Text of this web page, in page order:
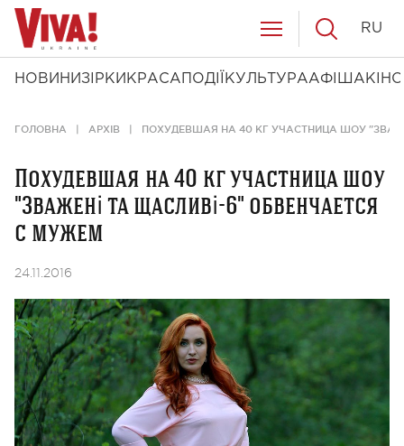
НОВИНИ ЗІРКИ КРАСА ПОДІЇ КУЛЬТУРААФІША КІНО
RU
ГОЛОВНА АРХІВ ПОХУДЕВШАЯ НА 40 КГ УЧАСТНИЦА ШОУ
Похудевшая на 40 кг участница шоу
"Зважені та щасливі-6" обвенчается
с мужем
24.11.2016